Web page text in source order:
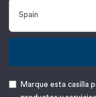
Marque esta casilla